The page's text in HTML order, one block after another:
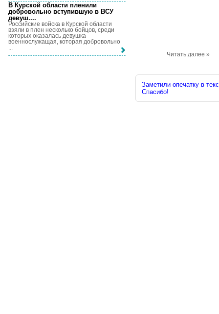
Читать далее »
Заметили опечатку в
Спасибо!
В Курской области пленили
добровольно вступившую в ВСУ
девуш....
Российские войска в Курской области
взяли в плен несколько бойцов, среди
которых оказалась девушка-
военнослужащая, которая добровольно
...